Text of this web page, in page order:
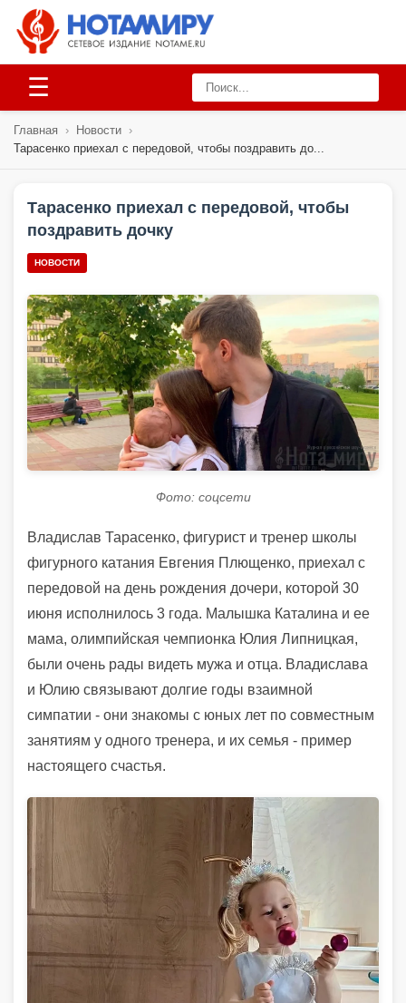
☰
Главная › Новости ›
Тарасенко приехал с передовой, чтобы поздравить до...
Тарасенко приехал с передовой, чтобы
поздравить дочку
НОВОСТИ
Фото: соцсети
Владислав Тарасенко, фигурист и тренер школы
фигурного катания Евгения Плющенко, приехал с
передовой на день рождения дочери, которой 30
июня исполнилось 3 года. Малышка Каталина и ее
мама, олимпийская чемпионка Юлия Липницкая,
были очень рады видеть мужа и отца. Владислава
и Юлию связывают долгие годы взаимной
симпатии - они знакомы с юных лет по совместным
занятиям у одного тренера, и их семья - пример
настоящего счастья.